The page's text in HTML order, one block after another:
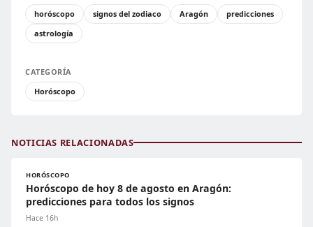
horóscopo
signos del zodiaco Aragón
predicciones
astrología
CATEGORÍA
Horóscopo
NOTICIAS RELACIONADAS
HORÓSCOPO
Horóscopo de hoy 8 de agosto en Aragón:
predicciones para todos los signos
Hace 16h